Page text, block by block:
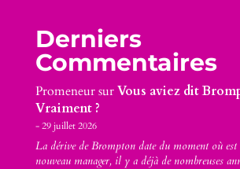
Derniers
Commentaires
PromeneursurVous aviez dit
Vraiment ?
29 juillet 2026
La dérive de Brompton date du moment où
nouveau manager, il y a déjà de nombreuses